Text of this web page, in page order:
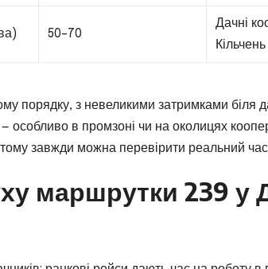
50–70
Дачні
Кільчень
порядку, з невеликими затримками біля
особливо в промзоні чи на околицях
завжди можна перевірити реальний
маршрутки 239 у